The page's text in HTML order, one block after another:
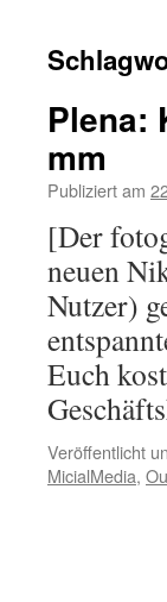
Plena:
mm
Publiziert am
[Der
neuen
Nutzer)
Euch
Veröffentlicht
MicialMedia,